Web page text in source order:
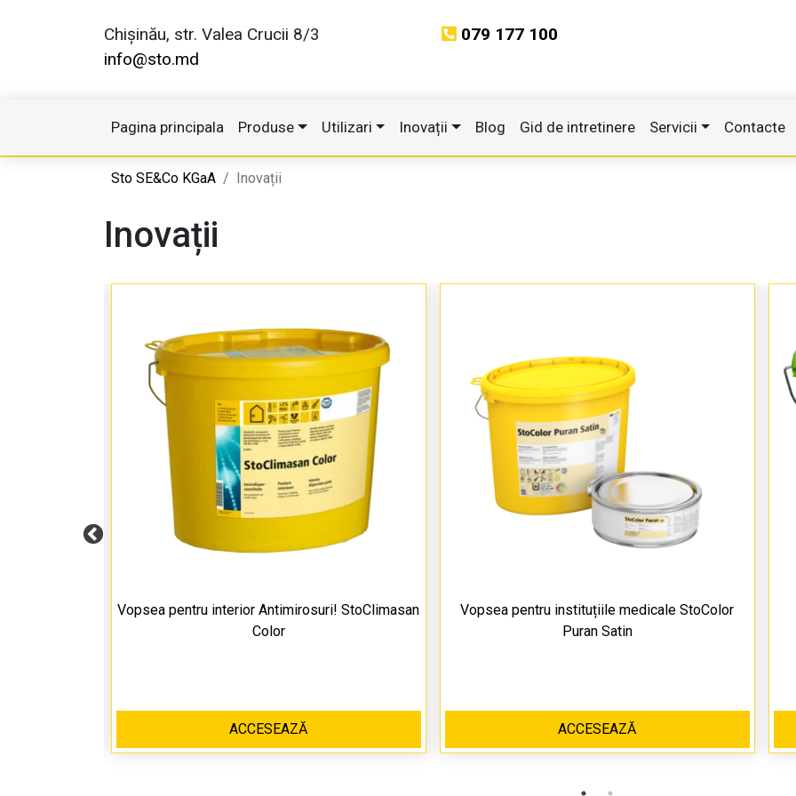
Chișinău, str. Valea Crucii 8/3
info@sto.md
079 177 100
Pagina principala Produse Utilizari Inovații Blog Gid de intretinere Servicii Contacte
Sto SE&Co KGaA Inovații
Inovații
Vopsea pentru interior Antimirosuri! StoClimasan
Color
ACCESEAZĂ
Vopsea pentru instituțiile medicale StoColor
Puran Satin
ACCESEAZĂ